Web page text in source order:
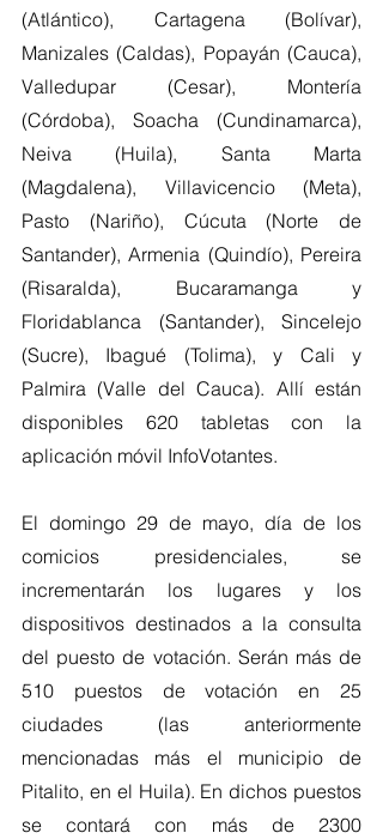
(Atlántico), Cartagena (Bolívar),
Manizales (Caldas), Popayán (Cauca),
Valledupar (Cesar), Montería
(Córdoba), Soacha (Cundinamarca),
Neiva (Huila), Santa Marta
(Magdalena), Villavicencio (Meta),
Pasto (Nariño), Cúcuta (Norte de
Santander), Armenia (Quindío), Pereira
(Risaralda), Bucaramanga y
Floridablanca (Santander), Sincelejo
(Sucre), Ibagué (Tolima), y Cali y
Palmira (Valle del Cauca). Allí están
disponibles 620 tabletas con la
aplicación móvil InfoVotantes.
El domingo 29 de mayo, día de los
comicios presidenciales, se
incrementarán los lugares y los
dispositivos destinados a la consulta
del puesto de votación. Serán más de
510 puestos de votación en 25
ciudades (las anteriormente
mencionadas más el municipio de
Pitalito, en el Huila). En dichos puestos
se contará con más de 2300